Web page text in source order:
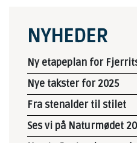
NYHEDER
Ny etapeplan for
Nye takster for 2025
Fra stenalder til stilet
Ses vi på Naturmødet